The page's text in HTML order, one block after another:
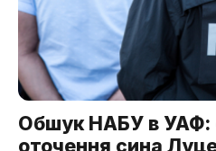
Обшук НАБУ в УАФ:
оточення сина